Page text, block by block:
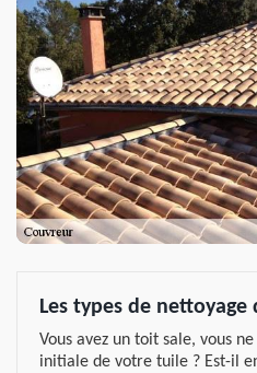
Les types de
Vous avez un toit sale, vous
initiale de votre tuile ? Est-il